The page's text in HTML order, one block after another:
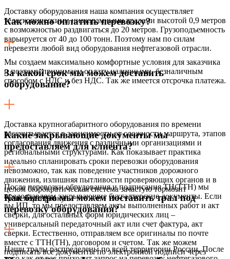
Доставку оборудования наша компания осуществляет
телескопическими низкорамными тралами высотой 0,9 метров
с возможностью раздвигаться до 20 метров. Грузоподъемность
варьируется от 40 до 100 тонн. Поэтому нам по силам
перевезти любой вид оборудования нефтегазовой отрасли.
Как можно оплатить перевозку?
Мы создаем максимально комфортные условия для заказчика
и поэтому принимаем оплату наличными, безналичным
способом с НДС и без НДС. Так же имеется отсрочка платежа.
За какой срок мы можем доставить
оборудование?
Доставка крупногабаритного оборудования по времени
рассчитывается в зависимости от сложности маршрута, этапов
согласования движения с различными организациями и
региональными структурами. Как показывает практика
идеально спланировать сроки перевозки оборудования
невозможно, так как поведение участников дорожного
движения, излишняя пытливости проверяющих органов и в
целом бюрократическая система зачастую тормозит
транспортировку.
Какие закрывающие документы мы
предоставляем для клиента?
После перевозки обрудования и подписания ТН(ТТН) мы
предоставляем закрывающие бухгалтерские документы. Если
вы ИП, то мы предоставляем акты выполненных работ и акт
сверки, для остальных форм юридических лиц –
универсальный передаточный акт или счет фактура, акт
сверки. Естественно, отправляем все оригиналы по почте
вместе с ТТН(ТН), договором и счетом. Так же можем
подписать все документы по электронной подписи через
Как быстро мы можем поставить трал под
перевозку оборудования?
Наши тралы распределены по всей территории России. После